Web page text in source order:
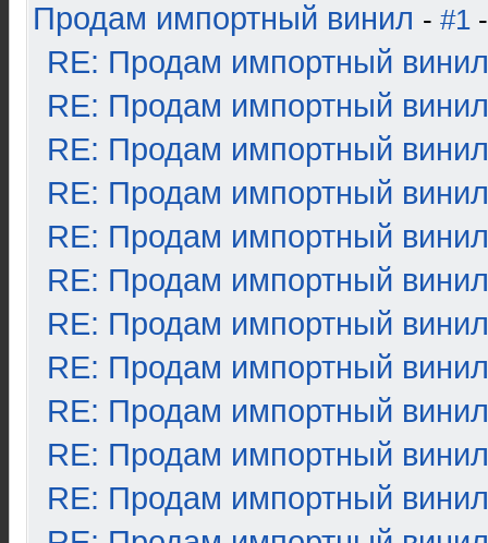
Продам импортный винил - #1
RE: Продам импортный винил
RE: Продам импортный винил
RE: Продам импортный винил
RE: Продам импортный винил
RE: Продам импортный винил
RE: Продам импортный винил
RE: Продам импортный винил
RE: Продам импортный винил
RE: Продам импортный винил
RE: Продам импортный винил
RE: Продам импортный винил